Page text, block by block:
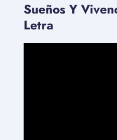
Sueños Y
Letra